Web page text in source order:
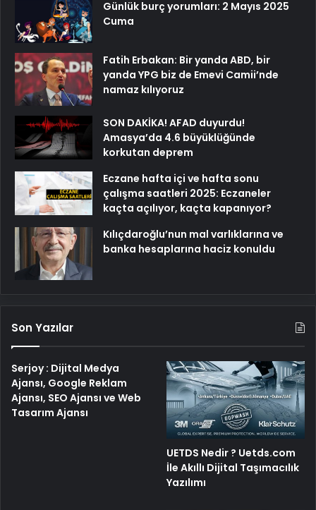
Günlük burç yorumları: 2 Mayıs 2025
Cuma
Fatih Erbakan: Bir yanda ABD, bir
yanda YPG biz de Emevi Camii’nde
namaz kılıyoruz
SON DAKİKA! AFAD duyurdu!
Amasya’da 4.6 büyüklüğünde
korkutan deprem
Eczane hafta içi ve hafta sonu
çalışma saatleri 2025: Eczaneler
kaçta açılıyor, kaçta kapanıyor?
Kılıçdaroğlu’nun mal varlıklarına ve
banka hesaplarına haciz konuldu
Son Yazılar
Serjoy : Dijital Medya
Ajansı, Google Reklam
Ajansı, SEO Ajansı ve Web
Tasarım Ajansı
UETDS Nedir ? Uetds.com
İle Akıllı Dijital Taşımacılık
Yazılımı